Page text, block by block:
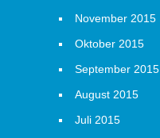
November 2015
Oktober 2015
September 2015
August 2015
Juli 2015